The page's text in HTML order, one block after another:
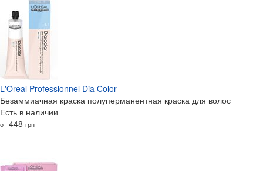
L'Oreal Professionnel Dia Color
Безаммиачная краска полуперманентная краска для волос
Есть в наличии
от 448 грн